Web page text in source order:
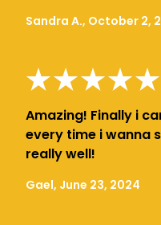
Sandra A., October 2,
Amazing! Finally i
every time i wanna
really well!
Gael, June 23, 2024